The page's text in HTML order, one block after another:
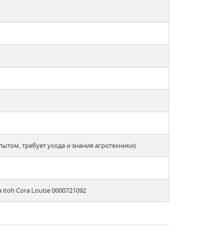
требует ухода и знания агротехники)
Cora Louise 0000721092